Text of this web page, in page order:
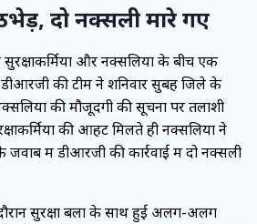
दो नक्सली मारे गए
और नक्सलियों के बीच एक
की टीम ने शनिवार सुबह जिले के
की मौजूदगी की सूचना पर तलाशी
की आहट मिलते ही नक्सलियों ने
में डीआरजी की कार्रवाई में दो नक्सली
सुरक्षा बलों के साथ हुई अलग-अलग